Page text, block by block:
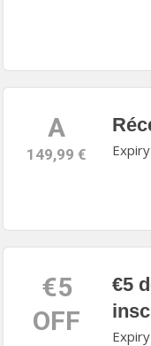
A
149,99 €
€5
OFF
€5